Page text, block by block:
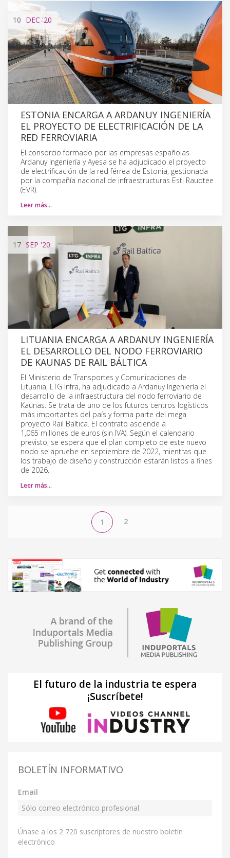
10 DEC'20
ESTONIA ENCARGA A ARDANUY INGENIERÍA
EL PROYECTO DE ELECTRIFICACIÓN DE LA
RED FERROVIARIA
El consorcio formado por las empresas españolas
Ardanuy Ingeniería y Ayesa se ha adjudicado el proyecto
de electrificación de la red férrea de Estonia, gestionada
por la compañía nacional de infraestructuras Esti Raudtee
(EVR).
Leer más…
17 SEP '20
LITUANIA ENCARGA A ARDANUY INGENIERÍA
EL DESARROLLO DEL NODO FERROVIARIO
DE KAUNAS DE RAIL BÁLTICA
El Ministerio de Transportes y Comunicaciones de
Lituania, LTG Infra, ha adjudicado a Ardanuy Ingeniería el
desarrollo de la infraestructura del nodo ferroviario de
Kaunas. Se trata de uno de los futuros centros logísticos
más importantes del país y forma parte del mega
proyecto Rail Baltica. El contrato asciende a
1,065 millones de euros (sin IVA). Según el calendario
previsto, se espera que el plan completo de este nuevo
nodo se apruebe en septiembre de 2022, mientras que
los trabajo de diseño y construcción estarán listos a fines
de 2026.
Leer más…
1 2
El futuro de la industria te espera
¡Suscríbete!
BOLETÍN INFORMATIVO
Email
Únase a los 2 720 suscriptores de nuestro boletín
electrónico